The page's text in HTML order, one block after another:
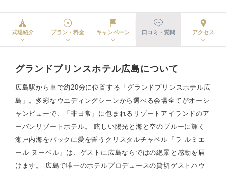
式場紹介 プラン・料金 キャンペーン 口コミ・質問 アクセス
グランドプリンスホテル広島について
広島駅から車で約20分に位置する「グランドプリンスホテル広
島」。多彩なウエディングシーンから選べる会場全てがオーシ
ャンビューで、「非日常」に包まれるリゾートアイランドのア
ーバンリゾートホテル。 眩しい陽光と海と空のブルーに輝く
瀬戸内海をバックに愛を誓うクリスタルチャペル「ラ ルミエ
ール ヌーベル」は、ゲストに広島ならではの絶景と感動を届
けます。 広島で唯一のホテルプロデュースの貸切ゲストハウ